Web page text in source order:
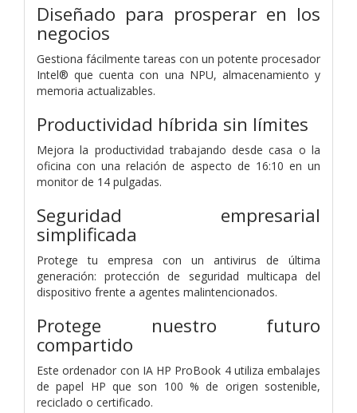
Diseñado para prosperar en los
negocios
Gestiona fácilmente tareas con un potente procesador
Intel® que cuenta con una NPU, almacenamiento y
memoria actualizables.
Productividad híbrida sin límites
Mejora la productividad trabajando desde casa o la
oficina con una relación de aspecto de 16:10 en un
monitor de 14 pulgadas.
Seguridad empresarial
simplificada
Protege tu empresa con un antivirus de última
generación: protección de seguridad multicapa del
dispositivo frente a agentes malintencionados.
Protege nuestro futuro
compartido
Este ordenador con IA HP ProBook 4 utiliza embalajes
de papel HP que son 100 % de origen sostenible,
reciclado o certificado.